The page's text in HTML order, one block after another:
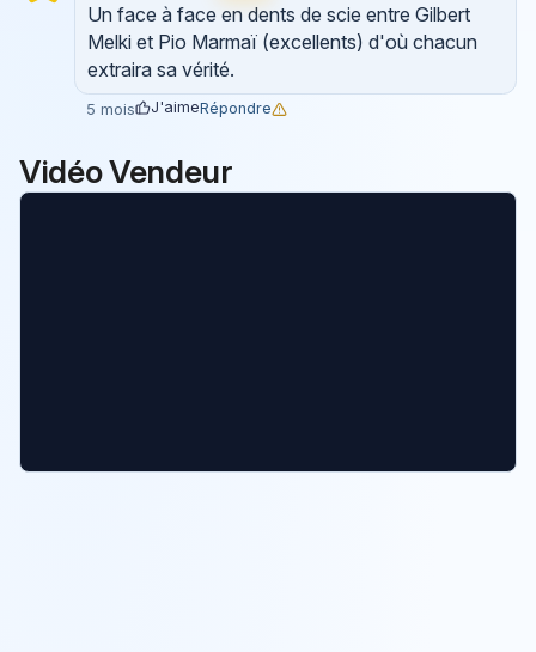
Un face à face en dents de scie entre Gilbert
Melki et Pio Marmaï (excellents) d'où chacun
extraira sa vérité.
5 mois J'aimeRépondre
Vidéo Vendeur